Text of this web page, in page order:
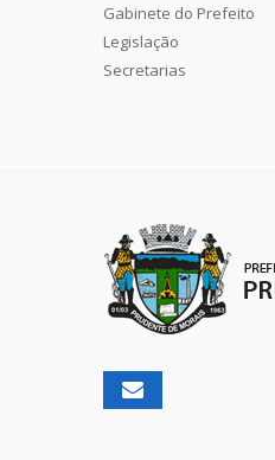
Gabinete do Prefeito
Legislação
Secretarias